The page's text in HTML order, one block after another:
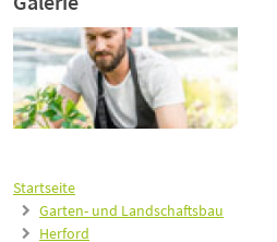
Startseite
Garten- und Landschaftsbau
Herford